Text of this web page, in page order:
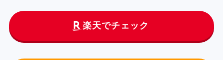
楽天でチェック